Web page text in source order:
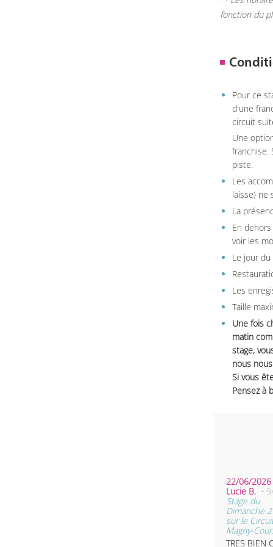
fonction du
Pour ce
d'une
circuit
Une
franchise.
piste.
Les
laisse) ne
La
En
voir les
Le jour
Les
Taille
Une fois
matin
stage,
nous
Si vous
Pensez à
22/06/2026
Lucie B. •
Stage du
Dimanche
sur le
Magny-
TRES BIEN